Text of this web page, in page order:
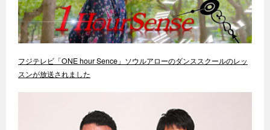
フジテレビ「ONE hour Sence」ソウルアローのダンススクールのレッ
スンが放送されました